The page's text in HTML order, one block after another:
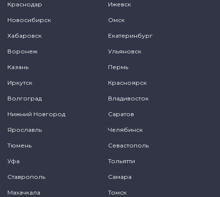
Краснодар Ижевск
Новосибирск Омск
Хабаровск Екатеринбург
Воронеж Ульяновск
Казань Пермь
Иркутск Красноярск
Волгоград Владивосток
Нижний Новгород Саратов
Ярославль Челябинск
Тюмень Севастополь
Уфа Тольятти
Ставрополь Самара
Махачкала Томск